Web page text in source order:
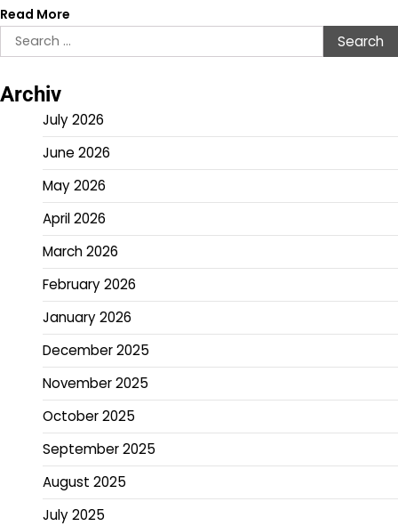
Read More
Search
for:
Archiv
July 2026
June 2026
May 2026
April 2026
March 2026
February 2026
January 2026
December 2025
November 2025
October 2025
September 2025
August 2025
July 2025